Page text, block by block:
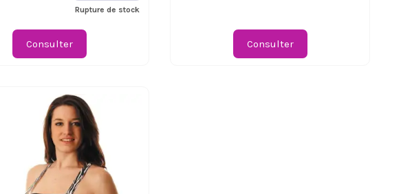
Rupture de stock
Consulter Consulter